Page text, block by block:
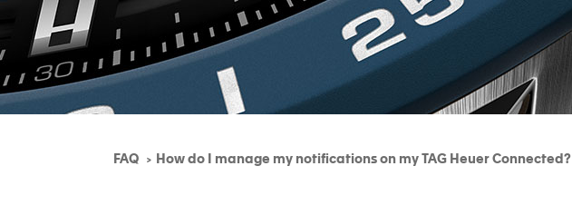
FAQ How do I manage my notifications on my TAG Heuer Connected?